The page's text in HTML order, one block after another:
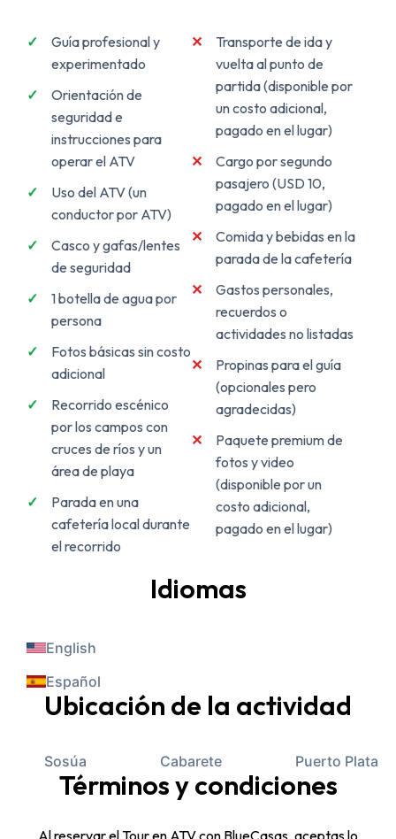
Guía profesional y
experimentado
Orientación de
seguridad e
instrucciones para
operar el ATV
Uso del ATV (un
conductor por ATV)
Casco y gafas/lentes
de seguridad
1 botella de agua por
persona
Fotos básicas sin costo
adicional
Recorrido escénico
por los campos con
cruces de ríos y un
área de playa
Parada en una
cafetería local durante
el recorrido
Transporte de ida y
vuelta al punto de
partida (disponible por
un costo adicional,
pagado en el lugar)
Cargo por segundo
pasajero (USD 10,
pagado en el lugar)
Comida y bebidas en la
parada de la cafetería
Gastos personales,
recuerdos o
actividades no listadas
Propinas para el guía
(opcionales pero
agradecidas)
Paquete premium de
fotos y video
(disponible por un
costo adicional,
pagado en el lugar)
Idiomas
English
Español
Ubicación de la actividad
Sosúa Cabarete Puerto Plata
Términos y condiciones
Al reservar el Tour en ATV con BlueCasas, aceptas lo